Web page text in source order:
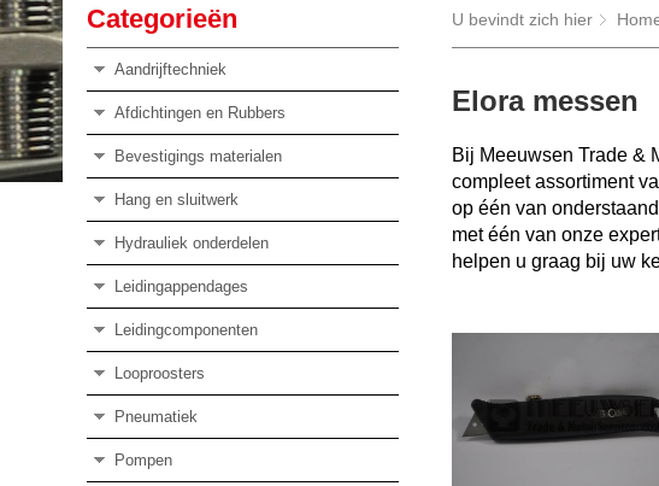
Categorieën
Aandrijftechniek
Afdichtingen en Rubbers
Bevestigings materialen
Hang en sluitwerk
Hydrauliek onderdelen
Leidingappendages
Leidingcomponenten
Looproosters
Pneumatiek
Pompen
U bevindt zich hier
Elora messen
Bij Meeuwsen Trade &
compleet assortiment
op één van
met één van onze
helpen u graag bij uw